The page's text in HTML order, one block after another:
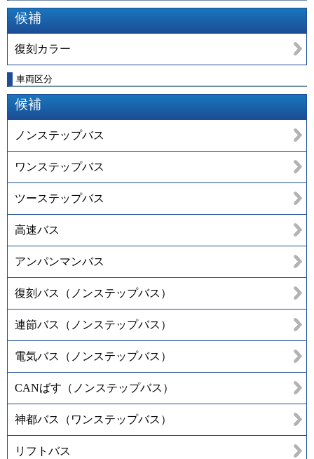
候補
復刻カラー
車両区分
候補
ノンステップバス
ワンステップバス
ツーステップバス
高速バス
アンパンマンバス
復刻バス（ノンステップバス）
連節バス（ノンステップバス）
電気バス（ノンステップバス）
CANばす（ノンステップバス）
神都バス（ワンステップバス）
リフトバス